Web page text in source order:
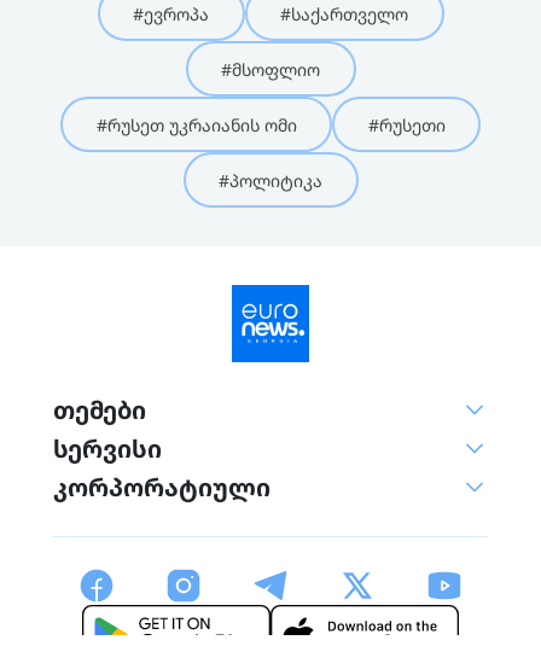
#ევროპა #საქართველო
#მსოფლიო
#რუსეთ უკრაიანის ომი #რუსეთი
#პოლიტიკა
თემები
სერვისი
კორპორატიული